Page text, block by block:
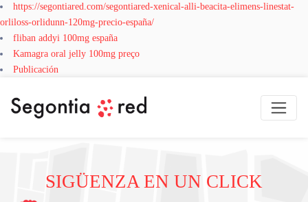
https://segontiared.com/segontiared-xenical-alli-beacita-elimens-linestat-
orliloss-orlidunn-120mg-precio-españa/
fliban addyi 100mg españa
Kamagra oral jelly 100mg preço
Publicación
SIGÜENZA EN UN CLICK